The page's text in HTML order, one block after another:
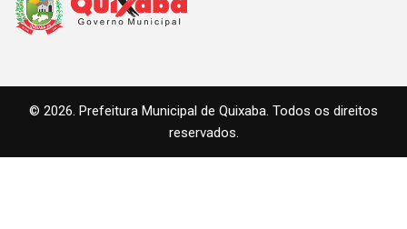
© 2026. Prefeitura Municipal de Quixaba. Todos os direitos
reservados.